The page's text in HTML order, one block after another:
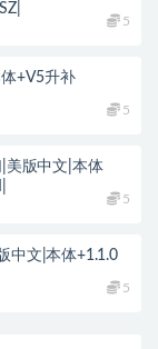
5
+V5升补
5
美版中文|本体
5
中文|本体+1.1.0
5